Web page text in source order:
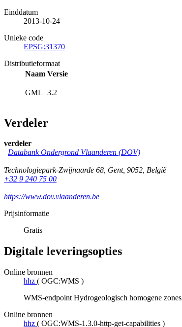
Einddatum
2013-10-24
Unieke code
EPSG:31370
Distributieformaat
Naam Versie
GML 3.2
Verdeler
verdeler
Databank Ondergrond Vlaanderen (DOV)
Technologiepark-Zwijnaarde 68, Gent, 9052, België
+32 9 240 75 00
https://www.dov.vlaanderen.be
Prijsinformatie
Gratis
Digitale leveringsopties
Online bronnen
hhz ( OGC:WMS )
WMS-endpoint Hydrogeologisch homogene zones
Online bronnen
hhz ( OGC:WMS-1.3.0-http-get-capabilities )